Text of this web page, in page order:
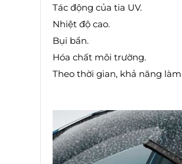
Tác động của tia UV.
Nhiệt độ cao.
Bụi bẩn.
Hóa chất môi trường.
Theo thời gian, khả năng